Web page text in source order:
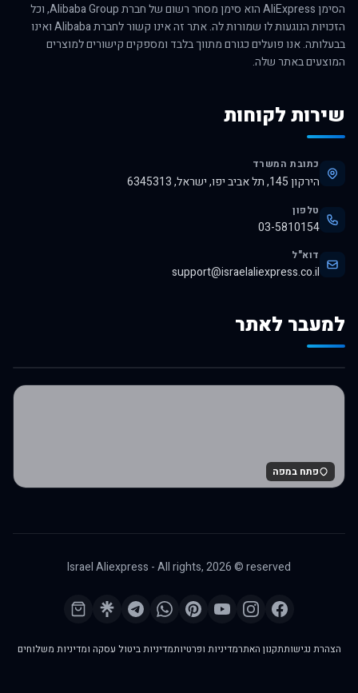
הסימן AliExpress הוא סימן מסחר רשום של חברת Alibaba Group, וכל
הזכויות הנוגעות לו שמורות לה. אתר זה אינו קשור לחברת Alibaba ואינו
בבעלותה. אנו פועלים כגורם מתווך בלבד ומספקים קישורים למוצרים
המוצעים באתר שלה.
שירות לקוחות
כתובת המשרד
הירקון 145, תל אביב יפו, ישראל, 6345313
טלפון
03-5810154
דוא"ל
support@israelaliexpress.co.il
למעבר לאתר
לרכישה באלי אקספרס
פתח במפה
Israel Aliexpress - All rights,2026© reserved
הצהרת נגישותתקנון האתרמדיניות ופרטיותמדיניות ביטול עסקה ומדיניות משלוחים